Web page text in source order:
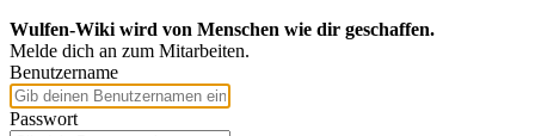
Wulfen-Wiki wird von Menschen wie dir geschaffen.
Melde dich an zum Mitarbeiten.
Benutzername
Passwort